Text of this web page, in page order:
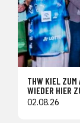
THW KIEL ZUM
WIEDER HIER
02.08.26